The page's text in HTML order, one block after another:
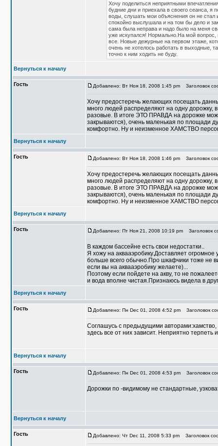
Хочу поделиться неприятными
будние дни и приехала в своего сеанса, я
воды, слушать мои объяснения он не стал
спокойно выслушала и на том бы дело и
сама была неправа и надо было на меня
уже искупался! Нормально.На мой вопрос,
все. Новые дежурные на первом этаже,
очень не хотелось работать в выходные,
точно к ним ходить не буду.
Вернуться к началу
Гость Добавлено: Вт Ноя 18, 2008 1:45 pm Заголовок
Хочу предостеречь желающих посещать
много людей распределяют на одну дорожку,
разовые. В итоге ЭТО ПРАВДА на дорожке
закрываются), очень маленькая по площади
комфортно. Ну и неизменное ХАМСТВО
Вернуться к началу
Гость Добавлено: Вт Ноя 18, 2008 1:46 pm Заголовок
Хочу предостеречь желающих посещать
много людей распределяют на одну дорожку,
разовые. В итоге ЭТО ПРАВДА на дорожке
закрываются), очень маленькая по площади
комфортно. Ну и неизменное ХАМСТВО
Вернуться к началу
Гость Добавлено: Пт Ноя 21, 2008 10:19 pm Заголовок
В каждом бассейне есть свои недостатки..
Я хожу на аквааэробику.Доставляет
больше всего обычно.Про шкафчики тоже не
если вы на аквааэробику желаете)...
Поэтому если пойдете на акву, то не
и вода вполне чистая.Признаюсь видела в
Вернуться к началу
Гость Добавлено: Пн Dec 01, 2008 4:52 pm Заголовок
Соглашусь с предыдущими
здесь все от них зависит. Неприятно терпеть
Вернуться к началу
Гость Добавлено: Пн Dec 01, 2008 4:53 pm Заголовок
Дорожки по -видимому не стандартные,
Вернуться к началу
Гость Добавлено: Чт Dec 11, 2008 5:33 pm Заголовок